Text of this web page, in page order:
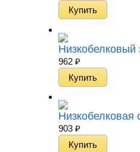
Низкобелковый
962 ₽
Низкобелковая
903 ₽